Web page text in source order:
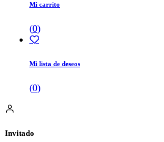
Mi carrito
(0)
Mi lista de deseos
(0)
Invitado